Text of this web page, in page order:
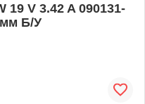
19 V 3.42 A 090131-
мм Б/У